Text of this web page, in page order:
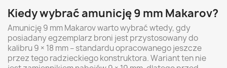
Kiedy wybrać amunicję 9 mm Makarov?
Amunicję 9 mm Makarov warto wybrać wtedy, gdy
posiadany egzemplarz broni jest przystosowany do
kalibru 9 × 18 mm – standardu opracowanego jeszcze
przez tego radzieckiego konstruktora. Wariant ten nie